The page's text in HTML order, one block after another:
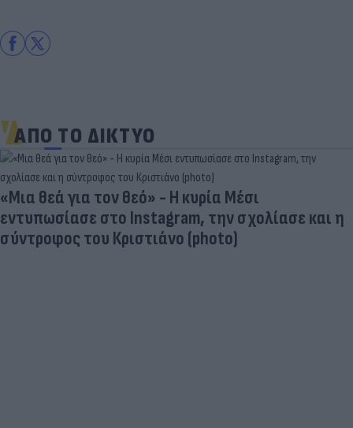
ΑΠΟ ΤΟ ΔΙΚΤΥΟ
«Μια θεά για τον θεό» - Η κυρία Μέσι
εντυπωσίασε στο Instagram, την σχολίασε και η
σύντροφος του Κριστιάνο (photo)